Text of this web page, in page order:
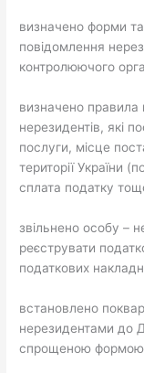
визначено форми
повідомлення
контролюючого
визначено правила
нерезидентів, які
послуги, місце
території України
сплата податку
звільнено особу –
реєструвати
податкових
встановлено
нерезидентами до
спрощеною